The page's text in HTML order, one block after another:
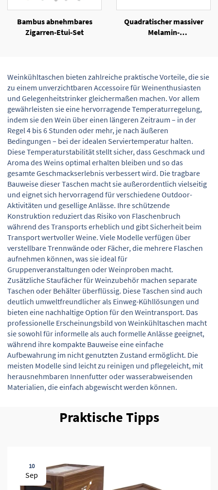
Bambus abnehmbares
Zigarren-Etui-Set
Quadratischer massiver
Melamin-
Weinkühltaschen bieten zahlreiche praktische Vorteile, die sie
zu einem unverzichtbaren Accessoire für Weinenthusiasten
und Gelegenheitstrinker gleichermaßen machen. Vor allem
gewährleisten sie eine hervorragende Temperaturregelung,
indem sie den Wein über einen längeren Zeitraum – in der
Regel 4 bis 6 Stunden oder mehr, je nach äußeren
Bedingungen – bei der idealen Serviertemperatur halten.
Diese Temperaturstabilität stellt sicher, dass Geschmack und
Aroma des Weins optimal erhalten bleiben und so das
gesamte Geschmackserlebnis verbessert wird. Die tragbare
Bauweise dieser Taschen macht sie außerordentlich vielseitig
und eignet sich hervorragend für verschiedene Outdoor-
Aktivitäten und gesellige Anlässe. Ihre schützende
Konstruktion reduziert das Risiko von Flaschenbruch
während des Transports erheblich und gibt Sicherheit beim
Transport wertvoller Weine. Viele Modelle verfügen über
verstellbare Trennwände oder Fächer, die mehrere Flaschen
aufnehmen können, was sie ideal für
Gruppenveranstaltungen oder Weinproben macht.
Zusätzliche Staufächer für Weinzubehör machen separate
Taschen oder Behälter überflüssig. Diese Taschen sind auch
deutlich umweltfreundlicher als Einweg-Kühllösungen und
bieten eine nachhaltige Option für den Weintransport. Das
professionelle Erscheinungsbild von Weinkühltaschen macht
sie sowohl für informelle als auch formelle Anlässe geeignet,
während ihre kompakte Bauweise eine einfache
Aufbewahrung im nicht genutzten Zustand ermöglicht. Die
meisten Modelle sind leicht zu reinigen und pflegeleicht, mit
herausnehmbaren Innenfutter oder wasserabweisenden
Materialien, die einfach abgewischt werden können.
Praktische Tipps
10
Sep